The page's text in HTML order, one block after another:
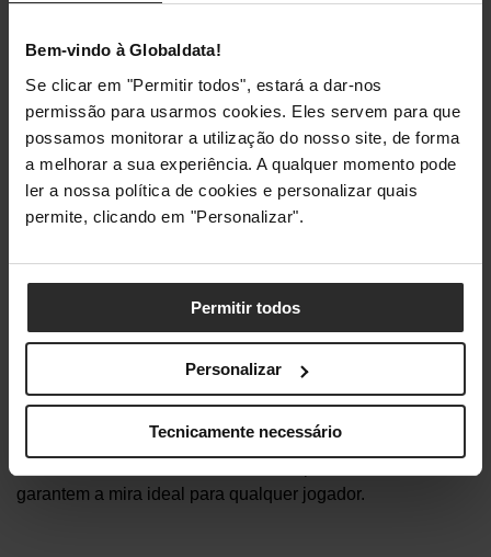
Bem-vindo à Globaldata!
Se clicar em "Permitir todos", estará a dar-nos
permissão para usarmos cookies. Eles servem para que
possamos monitorar a utilização do nosso site, de forma
a melhorar a sua experiência. A qualquer momento pode
ler a nossa política de cookies e personalizar quais
permite, clicando em "Personalizar".
Permitir todos
Personalizar
Tecnicamente necessário
A maior diferença entre os dois ratos é o
adequa-se a pessoas destras e canhotas. Oferece a
mesma iluminação RGB em três zonas com 16.8 milhões
de cores. No entanto, o Model O Minus é mais estreito em
relação ao anterior e pesa 65g.
gamingda Glorious estão disponíveis
por 94,90€. No pacote vêm ainda incluídos um cordel
Glorious adicionais.
São assim uma escolha acertada para quem pretende
garantem a mira ideal para qualquer jogador.